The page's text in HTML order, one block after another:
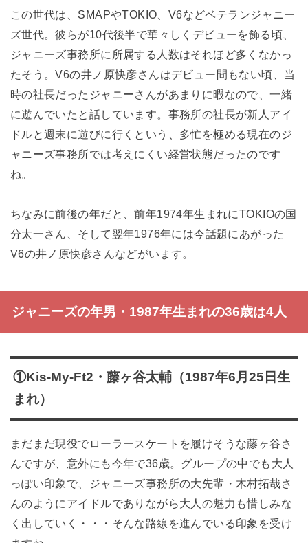
この世代は、SMAPやTOKIO、V6などベテランジャニー
ズ世代。彼らが10代後半で華々しくデビューを飾る頃、
ジャニーズ事務所に所属する人数はそれほど多くなかっ
たそう。V6の井ノ原快彦さんはデビュー間もない頃、当
時の社長だったジャニーさんがあまりに暇なので、一緒
に遊んでいたと話しています。事務所の社長が新人アイ
ドルと週末に遊びに行くという、多忙を極める現在のジ
ャニーズ事務所では考えにくい経営状態だったのです
ね。
ちなみに前後の年だと、前年1974年生まれにTOKIOの国
分太一さん、そして翌年1976年には今話題にあがった
V6の井ノ原快彦さんなどがいます。
ジャニーズの年男・1987年生まれの36歳は4人
①Kis-My-Ft2・藤ヶ谷太輔（1987年6月25日生
まれ）
まだまだ現役でローラースケートを履けそうな藤ヶ谷さ
んですが、意外にも今年で36歳。グループの中でも大人
っぽい印象で、ジャニーズ事務所の大先輩・木村拓哉さ
んのようにアイドルでありながら大人の魅力も惜しみな
く出していく・・・そんな路線を進んでいる印象を受け